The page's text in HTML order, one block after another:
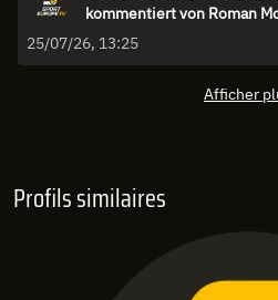
kommentiert von Roman
25/07/26, 13:25
Afficher
Profils similaires